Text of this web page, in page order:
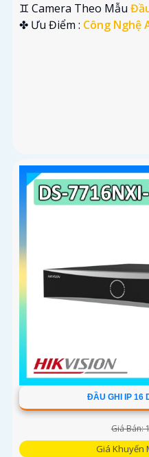
♊ Camera Theo Mẫu
️✤ Ưu Điểm : Công Nghệ
ĐẦU GHI IP 16
Giá Bán:
Giá Khuyến